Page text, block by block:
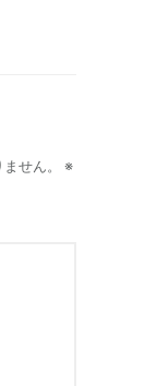
せん。
※